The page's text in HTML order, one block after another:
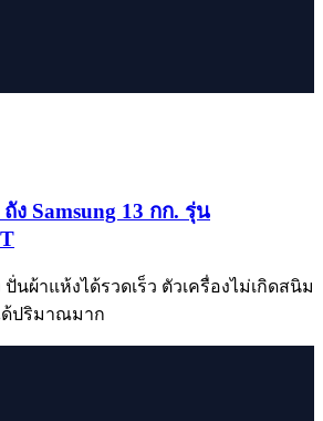
ง Samsung 13 กก. รุ่น
นผ้าแห้งได้รวดเร็ว ตัวเครื่องไม่เกิดสนิม
ด้ปริมาณมาก